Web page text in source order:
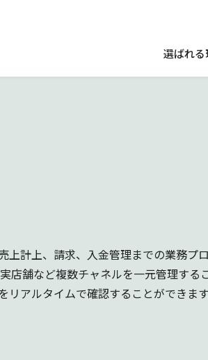
選ばれる
上計上、請求、入金管理までの業務プ
店舗など複数チャネルを一元管理する
アルタイムで確認することができます